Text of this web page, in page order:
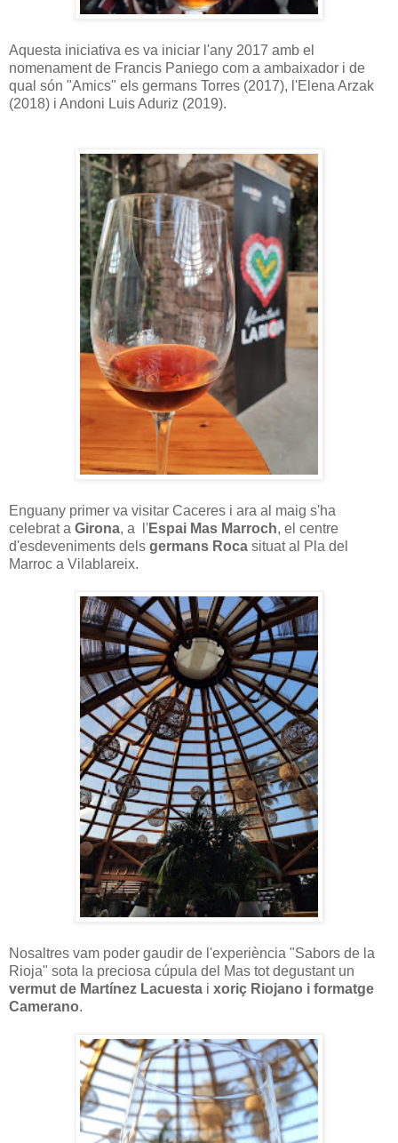
Aquesta iniciativa es va iniciar l'any 2017 amb el
nomenament de Francis Paniego com a ambaixador i de
qual són "Amics" els germans Torres (2017), l'Elena Arzak
(2018) i Andoni Luis Aduriz (2019).
Enguany primer va visitar Caceres i ara al maig s'ha
celebrat a Girona, a l'Espai Mas Marroch, el centre
d'esdeveniments dels germans Roca situat al Pla del
Marroc a Vilablareix.
Nosaltres vam poder gaudir de l'experiència "Sabors de la
Rioja" sota la preciosa cúpula del Mas tot degustant un
vermut de Martínez Lacuesta i xoriç Riojano i formatge
Camerano.